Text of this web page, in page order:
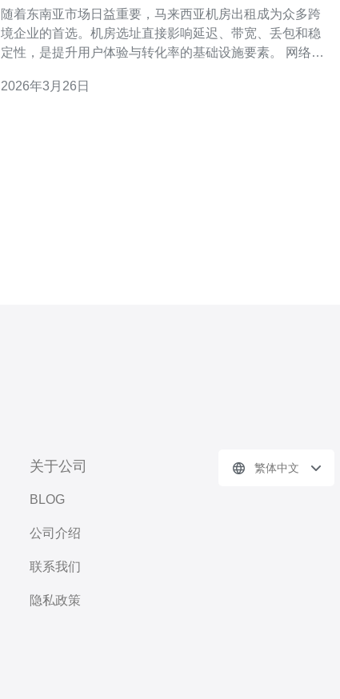
随着东南亚市场日益重要，马来西亚机房出租成为众多跨
境企业的首选。机房选址直接影响延迟、带宽、丢包和稳
定性，是提升用户体验与转化率的基础设施要素。 网络质
（jitter）。位于吉隆坡或槟城的机房能缩短到东盟主要节
2026年3月26日
关于公司
BLOG
公司介绍
联系我们
隐私政策
繁体中文